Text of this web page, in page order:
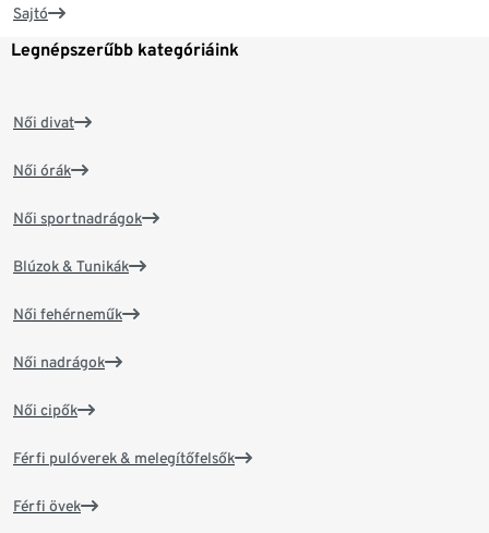
Sajtó
Legnépszerűbb kategóriáink
Női divat
Női órák
Női sportnadrágok
Blúzok & Tunikák
Női fehérneműk
Női nadrágok
Női cipők
Férfi pulóverek & melegítőfelsők
Férfi övek